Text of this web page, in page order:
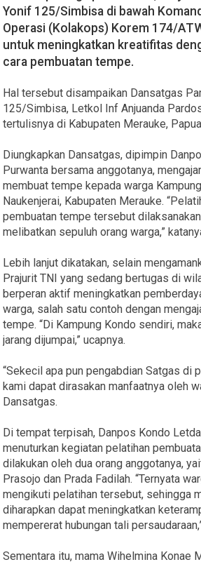
Yonif 125/Simbisa di bawah
Operasi (Kolakops) Korem 174/
untuk meningkatkan kreatifitas
cara pembuatan tempe.
Hal tersebut disampaikan Dansatgas
125/Simbisa, Letkol Inf Anjuanda
tertulisnya di Kabupaten Merauke,
Diungkapkan Dansatgas, dipimpin
Purwanta bersama anggotanya,
membuat tempe kepada warga
Naukenjerai, Kabupaten Merauke.
pembuatan tempe tersebut
melibatkan sepuluh orang warga,”
Lebih lanjut dikatakan, selain
Prajurit TNI yang sedang bertugas di
berperan aktif meningkatkan
warga, salah satu contoh dengan
tempe. “Di Kampung Kondo sendiri,
jarang dijumpai,” ucapnya.
“Sekecil apa pun pengabdian Satgas di
kami dapat dirasakan manfaatnya oleh
Dansatgas.
Di tempat terpisah, Danpos Kondo
menuturkan kegiatan pelatihan
dilakukan oleh dua orang anggotanya,
Prasojo dan Prada Fadilah. “Ternyata
mengikuti pelatihan tersebut, sehingga
diharapkan dapat meningkatkan
mempererat hubungan tali
Sementara itu, mama Wihelmina Konae